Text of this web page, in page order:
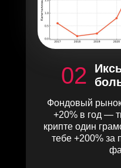
02
Фондовый
+20% в год —
крипте один
тебе +200% за